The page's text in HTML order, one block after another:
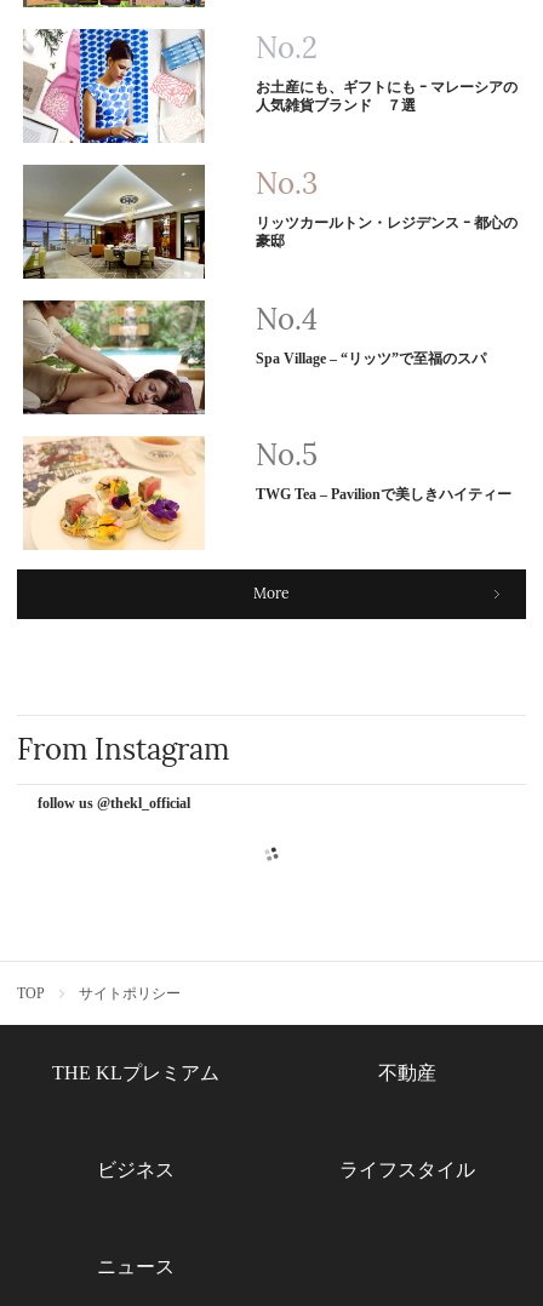
お土産にも、ギフトにも ｰ マレーシアの
人気雑貨ブランド ７選
リッツカールトン・レジデンス ｰ 都心の
豪邸
Spa Village – “リッツ”で至福のスパ
TWG Tea – Pavilionで美しきハイティー
More
From Instagram
follow us @thekl_official
TOP サイトポリシー
THE KLプレミアム 不動産
ビジネス ライフスタイル
ニュース